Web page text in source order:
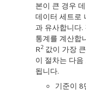
본이 큰 경우
데이터 세트로
과 유사합니다
통계를 계산합
R2값이 가장
이 절차는 다
됩니다.
기준이 8